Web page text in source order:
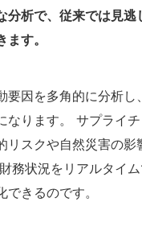
分析で、従来では見逃
す。
要因を多角的に分析し
なります。 サプライ
リスクや自然災害の影
務状況をリアルタイ
できるのです。